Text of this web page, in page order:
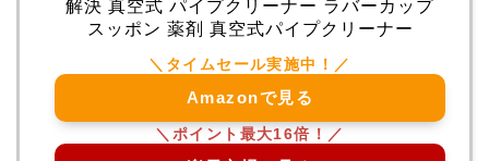
解決 真空式 パイプクリーナー ラバーカップ
スッポン 薬剤 真空式パイプクリーナー
Amazonで見る